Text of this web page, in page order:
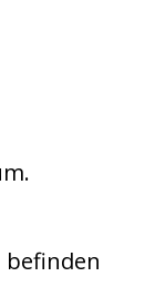
befinden